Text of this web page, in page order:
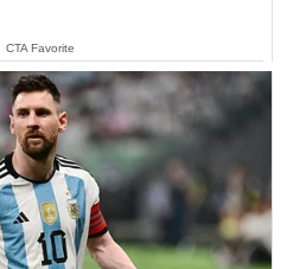
CTA Favorite